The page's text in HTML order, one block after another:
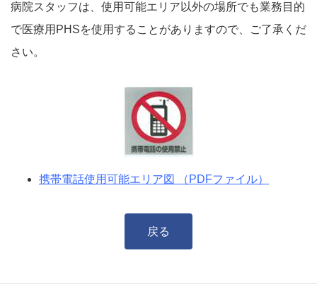
病院スタッフは、使用可能エリア以外の場所でも業務目的
で医療用PHSを使用することがありますので、ご了承くだ
さい。
携帯電話使用可能エリア図 （PDFファイル）
戻る